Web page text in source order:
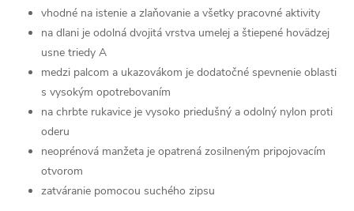
vhodné na istenie a zlaňovanie a všetky pracovné aktivity
na dlani je odolná dvojitá vrstva umelej a štiepené hovädzej
usne triedy A
medzi palcom a ukazovákom je dodatočné spevnenie oblasti
s vysokým opotrebovaním
na chrbte rukavice je vysoko priedušný a odolný nylon proti
oderu
neoprénová manžeta je opatrená zosilneným pripojovacím
otvorom
zatváranie pomocou suchého zipsu